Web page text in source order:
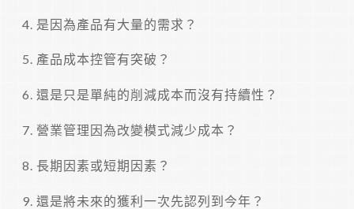
是因為產品有大量的需求？
產品成本控管有突破？
還是只是單純的削減成本而沒有持續性？
營業管理因為改變模式減少成本？
長期因素或短期因素？
還是將未來的獲利一次先認列到今年？